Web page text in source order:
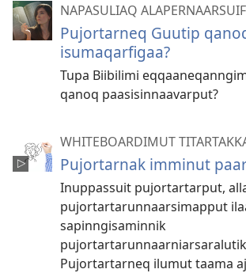
NAPASULIAQ
Pujortarneq Guutip
isumaqarfigaa?
Tupa Biibilimi
qanoq paasisinnaavarput?
WHITEBOARDIMUT
Pujortarnak imminut
Inuppassuit pujortartarput,
pujortartarunnaarsimapput
sapinngisaminnik
Pujortartarneq ilumut taama